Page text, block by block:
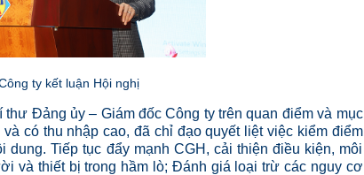
ty kết luận Hội nghị
Đảng ủy – Giám đốc Công ty trên quan điểm và mục
có thu nhập cao, đã chỉ đạo quyết liệt việc kiểm điểm
Tiếp tục đẩy mạnh CGH, cải thiện điều kiện, môi
và thiết bị trong hầm lò; Đánh giá loại trừ các nguy cơ